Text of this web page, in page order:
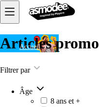
Accueil
Articles promo
Filtrer par
Âge
8 ans et +